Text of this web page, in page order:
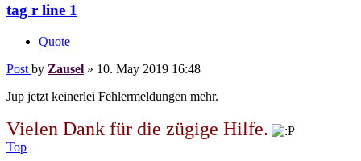
tag r line 1
Quote
Post by Zausel » 10. May 2019 16:48
Jup jetzt keinerlei Fehlermeldungen mehr.
Vielen Dank für die zügige Hilfe.
Top